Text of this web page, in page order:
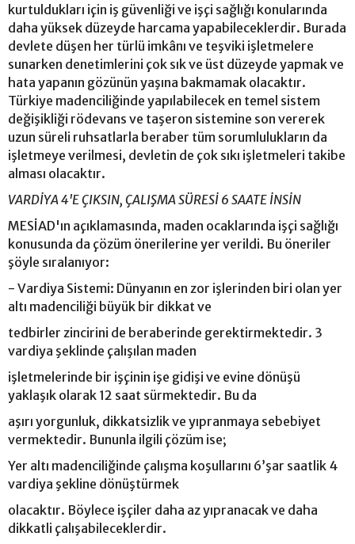
kurtuldukları için iş güvenliği ve işçi sağlığı konularında
daha yüksek düzeyde harcama yapabileceklerdir. Burada
devlete düşen her türlü imkânı ve teşviki işletmelere
sunarken denetimlerini çok sık ve üst düzeyde yapmak ve
hata yapanın gözünün yaşına bakmamak olacaktır.
Türkiye madenciliğinde yapılabilecek en temel sistem
değişikliği rödevans ve taşeron sistemine son vererek
uzun süreli ruhsatlarla beraber tüm sorumlulukların da
işletmeye verilmesi, devletin de çok sıkı işletmeleri takibe
alması olacaktır.
VARDİYA 4'E ÇIKSIN, ÇALIŞMA SÜRESİ 6 SAATE İNSİN
MESİAD'ın açıklamasında, maden ocaklarında işçi sağlığı
konusunda da çözüm önerilerine yer verildi. Bu öneriler
şöyle sıralanıyor:
- Vardiya Sistemi: Dünyanın en zor işlerinden biri olan yer
altı madenciliği büyük bir dikkat ve
tedbirler zincirini de beraberinde gerektirmektedir. 3
vardiya şeklinde çalışılan maden
işletmelerinde bir işçinin işe gidişi ve evine dönüşü
yaklaşık olarak 12 saat sürmektedir. Bu da
aşırı yorgunluk, dikkatsizlik ve yıpranmaya sebebiyet
vermektedir. Bununla ilgili çözüm ise;
Yer altı madenciliğinde çalışma koşullarını 6’şar saatlik 4
vardiya şekline dönüştürmek
olacaktır. Böylece işçiler daha az yıpranacak ve daha
dikkatli çalışabileceklerdir.